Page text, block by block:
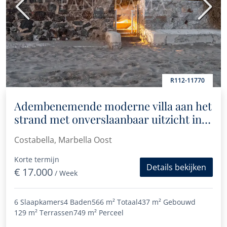
R112-11770
Vorige
Adembenemende moderne villa aan het
strand met onverslaanbaar uitzicht in
Costabella, Marbella Oost
Costabella, Marbella Oost
Korte termijn
€ 17.000 / Week
Details bekijken
6 Slaapkamers4 Baden566 m² Totaal437 m² Gebouwd
129 m² Terrassen749 m² Perceel